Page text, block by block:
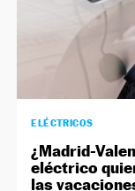
ELÉCTRICOS
¿Madrid-
eléctrico
las